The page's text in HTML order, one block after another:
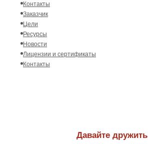
Контакты
Заказчик
Цели
Ресурсы
Новости
Лицензии и сертификаты
Контакты
Давайте дружить